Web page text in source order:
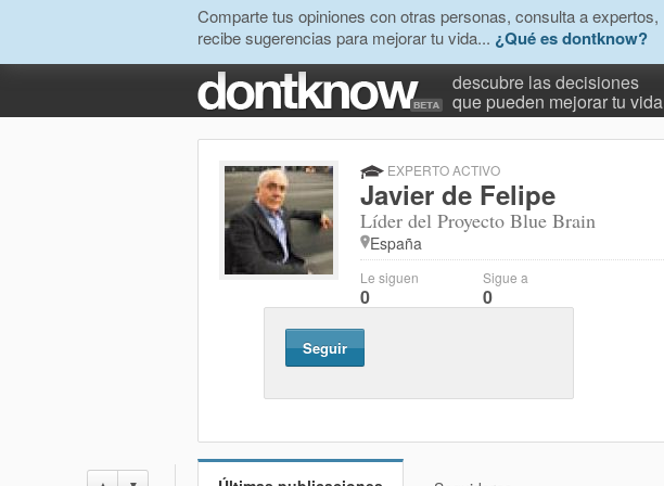
Comparte tus opiniones con otras personas, consulta a expertos,
recibe sugerencias para mejorar tu vida... ¿Qué es dontknow?
descubre las decisiones
que pueden mejorar tu vida
EXPERTO ACTIVO
Javier de Felipe
Líder del Proyecto Blue Brain
España
Le siguen
0
Sigue a
0
Seguir